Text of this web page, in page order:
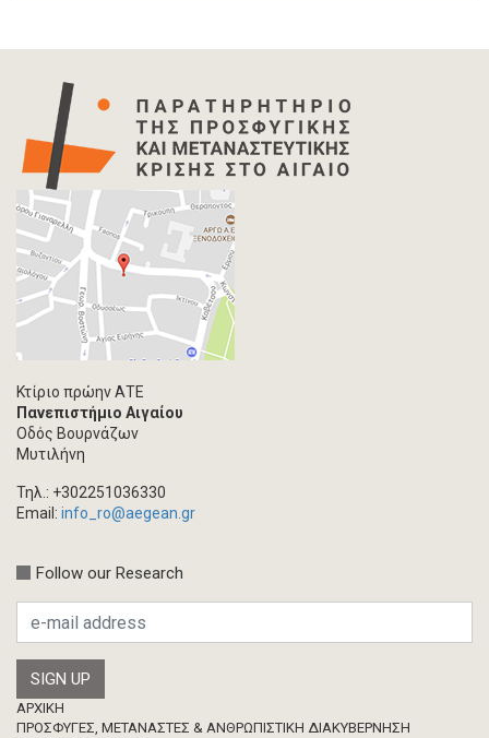
Info-graphic
Επιστολή
Συνέντευξη
Πρωτογενές υλικό
Φωτογραφία
Εκδηλώσεις
Ανάρτηση Blog
Multimedia
Άρθρο ακαδημαϊκoύ περιοδικού
Τεύχος ακαδημαϊκού περιοδικού
Βιβλίο/Μονογραφία
Κεφάλαιο σε συλλογικό τόμο
Προσκλήσεις
Ερευνητική δημοσίευση
Μεταπτυχιακή Διπλωματική Εργασία
Κτίριο πρώην ΑΤΕ
Πανεπιστήμιο Αιγαίου
Οδός Βουρνάζων
Μυτιλήνη
Τηλ.: +302251036330
Email: info_ro@aegean.gr
Follow our Research
Footer
ΑΡΧΙΚΗ
ΠΡΟΣΦΥΓΕΣ, ΜΕΤΑΝΑΣΤΕΣ & ΑΝΘΡΩΠΙΣΤΙΚΗ ΔΙΑΚΥΒΕΡΝΗΣΗ